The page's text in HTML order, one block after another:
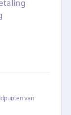
van